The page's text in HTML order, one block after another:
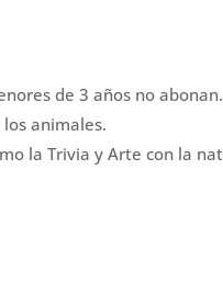
de 3 años no abonan.
animales.
la Trivia y Arte con la